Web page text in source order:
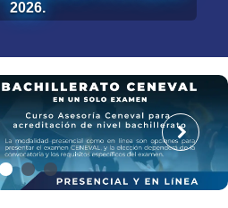
2026.